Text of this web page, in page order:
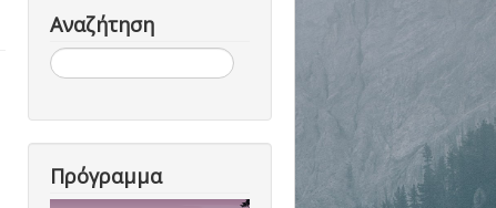
Αναζήτηση
Αναζήτηση...
Πρόγραμμα